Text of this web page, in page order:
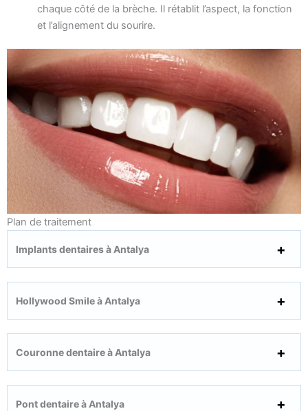
chaque côté de la brèche. Il rétablit l’aspect, la fonction
et l’alignement du sourire.
Plan de traitement
Implants dentaires à Antalya
Hollywood Smile à Antalya
Couronne dentaire à Antalya
Pont dentaire à Antalya